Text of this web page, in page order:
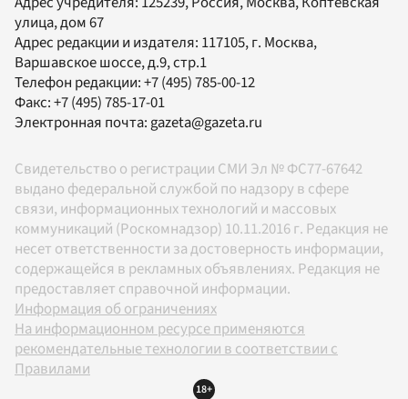
улица, дом 67
Адрес редакции и издателя: 117105, г. Москва,
Варшавское шоссе, д.9, стр.1
Телефон редакции:+7 (495) 785-00-12
Факс:+7 (495) 785-17-01
Электронная почта:gazeta@gazeta.ru
Свидетельство о регистрации СМИ Эл № ФС77-67642
выдано федеральной службой по надзору в сфере
связи, информационных технологий и массовых
коммуникаций (Роскомнадзор) 10.11.2016 г. Редакция не
несет ответственности за достоверность информации,
содержащейся в рекламных объявлениях. Редакция не
предоставляет справочной информации.
Информация об ограничениях
На информационном ресурсе применяются
рекомендательные технологии в соответствии с
Правилами
18+